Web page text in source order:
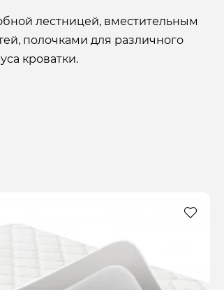
лестницей, вместительным
полочками для различного
кроватки.